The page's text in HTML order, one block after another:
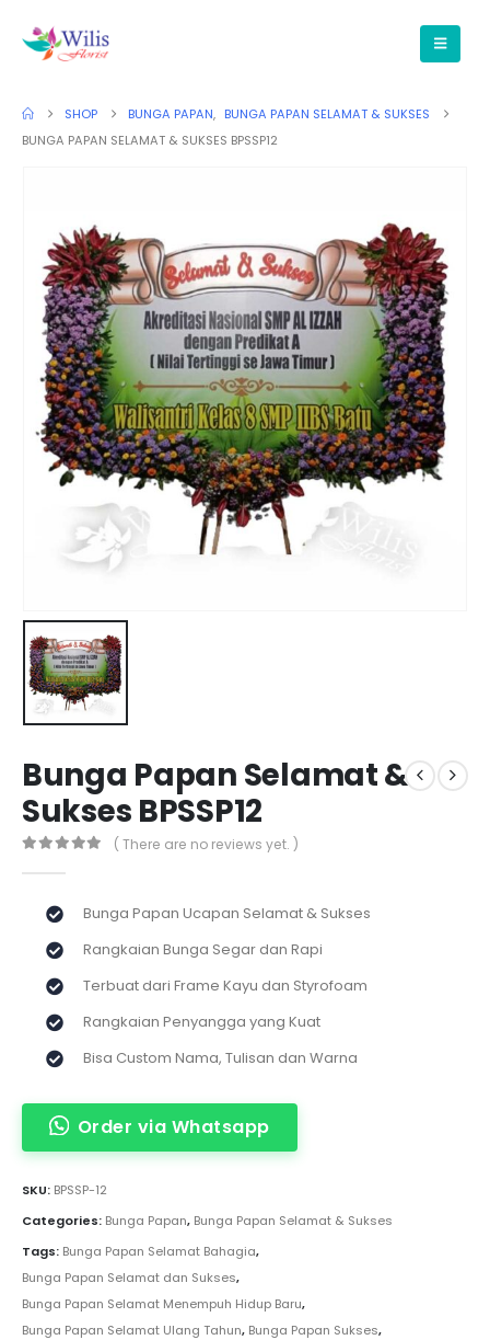
SHOP BUNGA PAPAN, BUNGA PAPAN SELAMAT & SUKSES
BUNGA PAPAN SELAMAT & SUKSES BPSSP12
Bunga Papan Selamat &
Sukses BPSSP12
( There are no reviews yet. )
Bunga Papan Ucapan Selamat & Sukses
Rangkaian Bunga Segar dan Rapi
Terbuat dari Frame Kayu dan Styrofoam
Rangkaian Penyangga yang Kuat
Bisa Custom Nama, Tulisan dan Warna
Order via Whatsapp
SKU: BPSSP-12
Categories: Bunga Papan, Bunga Papan Selamat & Sukses
Tags: Bunga Papan Selamat Bahagia,
Bunga Papan Selamat dan Sukses,
Bunga Papan Selamat Menempuh Hidup Baru,
Bunga Papan Selamat Ulang Tahun, Bunga Papan Sukses,